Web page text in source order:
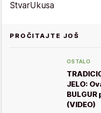
StvarUkusa
PROČITAJTE JOŠ
OSTALO
JELO:
(VIDEO)